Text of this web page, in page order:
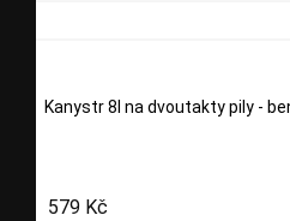
Kanystr 8l na dvoutakty pily -
579 Kč